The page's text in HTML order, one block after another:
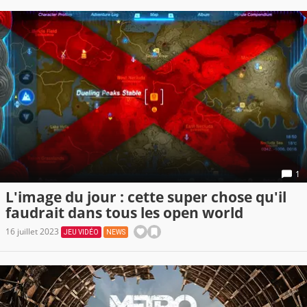
1
L'image du jour : cette super chose qu'il
faudrait dans tous les open world
16 juillet 2023 JEU VIDÉO NEWS